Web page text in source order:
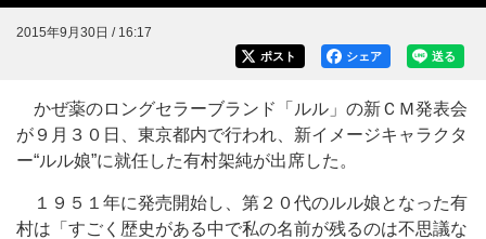
2015年9月30日 / 16:17
送る
シェア
ポスト
かぜ薬のロングセラーブランド「ルル」の新ＣＭ発表会
が９月３０日、東京都内で行われ、新イメージキャラクタ
ー“ルル娘”に就任した有村架純が出席した。
１９５１年に発売開始し、第２０代のルル娘となった有
村は「すごく歴史がある中で私の名前が残るのは不思議な